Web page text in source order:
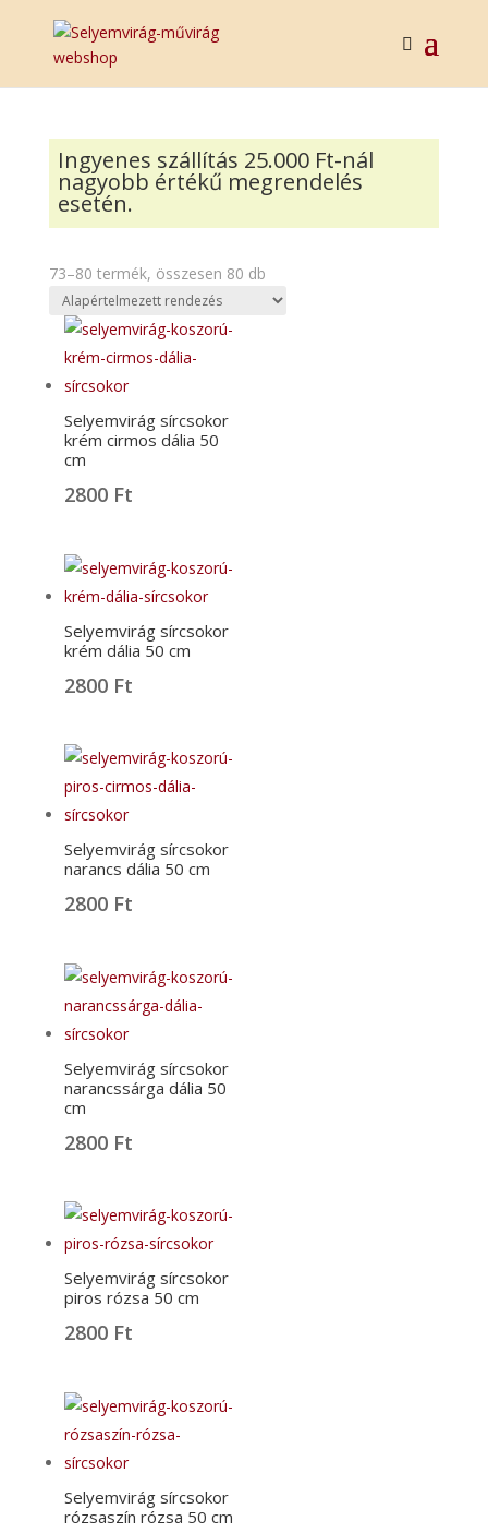
Ingyenes szállítás 25.000 Ft-nál
nagyobb értékű megrendelés
esetén.
73–80 termék, összesen 80 db
Selyemvirág sírcsokor
krém cirmos dália 50
cm
2800 Ft
Selyemvirág sírcsokor
krém dália 50 cm
2800 Ft
Selyemvirág sírcsokor
narancs dália 50 cm
2800 Ft
Selyemvirág sírcsokor
narancssárga dália 50
cm
2800 Ft
Selyemvirág sírcsokor
piros rózsa 50 cm
2800 Ft
Selyemvirág sírcsokor
rózsaszín rózsa 50 cm